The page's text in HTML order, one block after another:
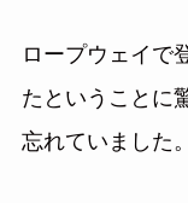
ロープウェイで
たということに
忘れていました。